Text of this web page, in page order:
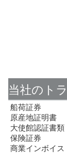
当社のト
船荷証券
原産地証明書
大使館認証書類
保険証券
商業インボイス